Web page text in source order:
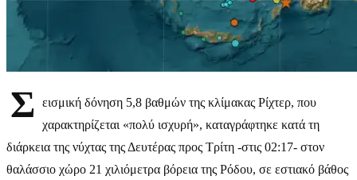
Σ
εισμική δόνηση 5,8 βαθμών της κλίμακας Ρίχτερ, που
χαρακτηρίζεται «πολύ ισχυρή», καταγράφτηκε κατά τη
διάρκεια της νύχτας της Δευτέρας προς Τρίτη -στις 02:17- στον
θαλάσσιο χώρο 21 χιλιόμετρα βόρεια της Ρόδου, σε εστιακό βάθος